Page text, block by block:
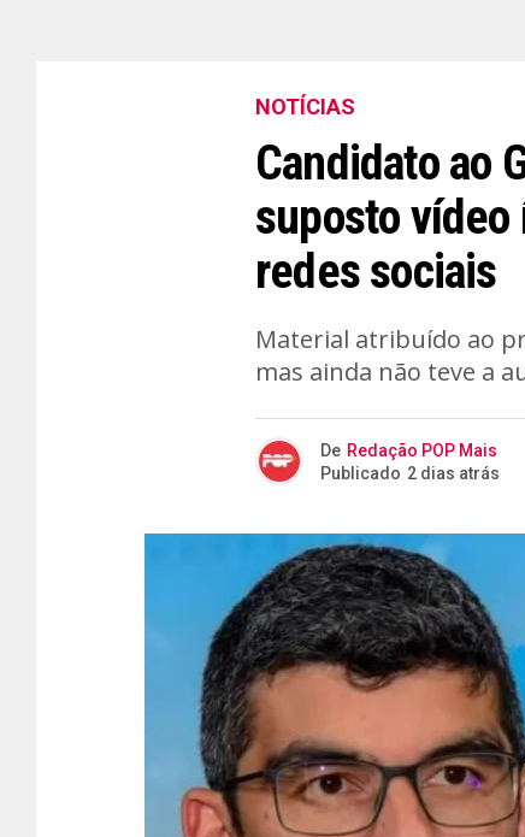
NOTÍCIAS
Candidato ao
suposto
redes sociais
Material atribuído ao
mas ainda não teve a
De Redação POP Mais
Publicado 2 dias atrás